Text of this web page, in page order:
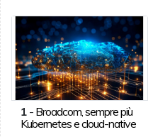
1- Broadcom, sempre più
Kubernetes e cloud-native